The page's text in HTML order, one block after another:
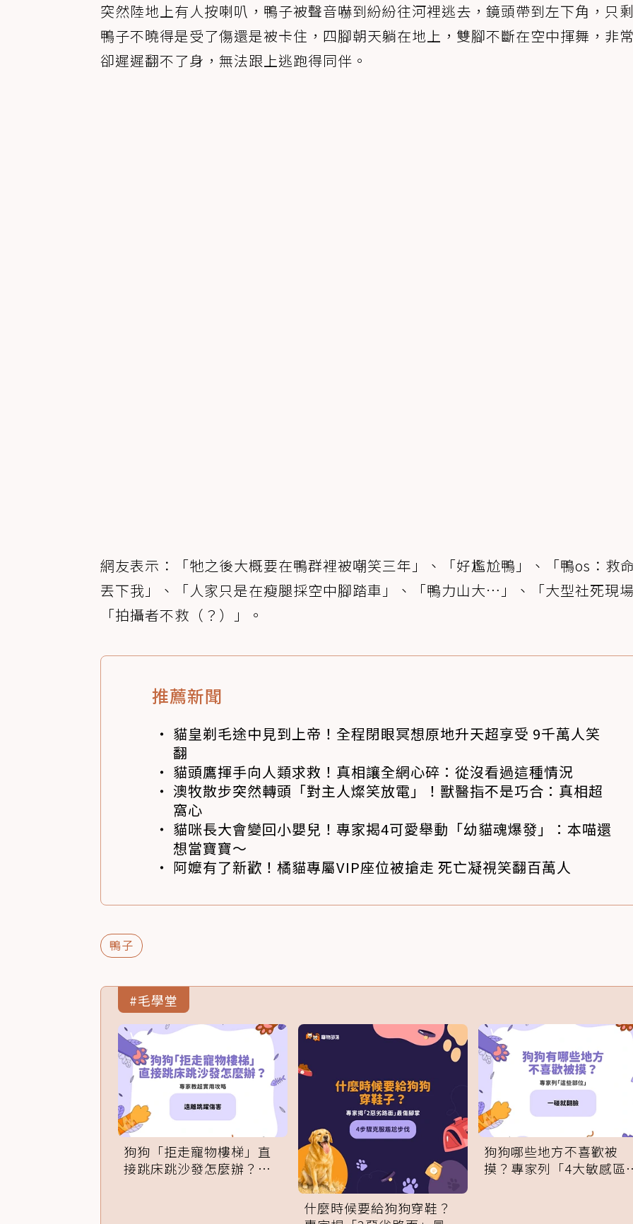
突然陸地上有人按喇叭，鴨子被聲音嚇到紛紛往河裡逃去，鏡頭帶到左下角，只
鴨子不曉得是受了傷還是被卡住，四腳朝天躺在地上，雙腳不斷在空中揮舞，非
卻遲遲翻不了身，無法跟上逃跑得同伴。
網友表示：「牠之後大概要在鴨群裡被嘲笑三年」、「好尷尬鴨」、「鴨os：救
丟下我」、「人家只是在瘦腿採空中腳踏車」、「鴨力山大…」、「大型社死現場
「拍攝者不救（？）」。
推薦新聞
貓皇剃毛途中見到上帝！全程閉眼冥想原地升天超享受 9千萬人笑
翻
貓頭鷹揮手向人類求救！真相讓全網心碎：從沒看過這種情況
澳牧散步突然轉頭「對主人燦笑放電」！獸醫指不是巧合：真相超
窩心
貓咪長大會變回小嬰兒！專家揭4可愛舉動「幼貓魂爆發」：本喵還
想當寶寶～
阿嬤有了新歡！橘貓專屬VIP座位被搶走 死亡凝視笑翻百萬人
鴨子
#毛學堂
狗狗「拒走寵物樓梯」直
接跳床跳沙發怎麼辦？專
什麼時候要給狗狗穿鞋？
狗狗哪些地方不喜歡被
摸？專家列「4大敏感區